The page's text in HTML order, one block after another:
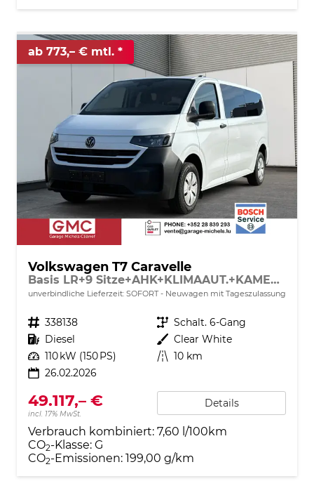
ab 773,– € mtl.
Volkswagen T7 Caravelle
Basis LR+9 Sitze+AHK+KLIMAAUT.+KAMERA+PDC+LED
unverbindliche Lieferzeit: SOFORT Neuwagen mit Tageszulassung
Fahrzeugnr. 338138 Getriebe Schalt. 6-Gang
Kraftstoff Diesel Außenfarbe Clear White
Leistung 110 kW (150 PS) Kilometerstand 10 km
26.02.2026
49.117,– €
incl. 17% MwSt.
Details
Verbrauch kombiniert: 7,60 l/100km
CO2-Klasse: G
CO2-Emissionen: 199,00 g/km